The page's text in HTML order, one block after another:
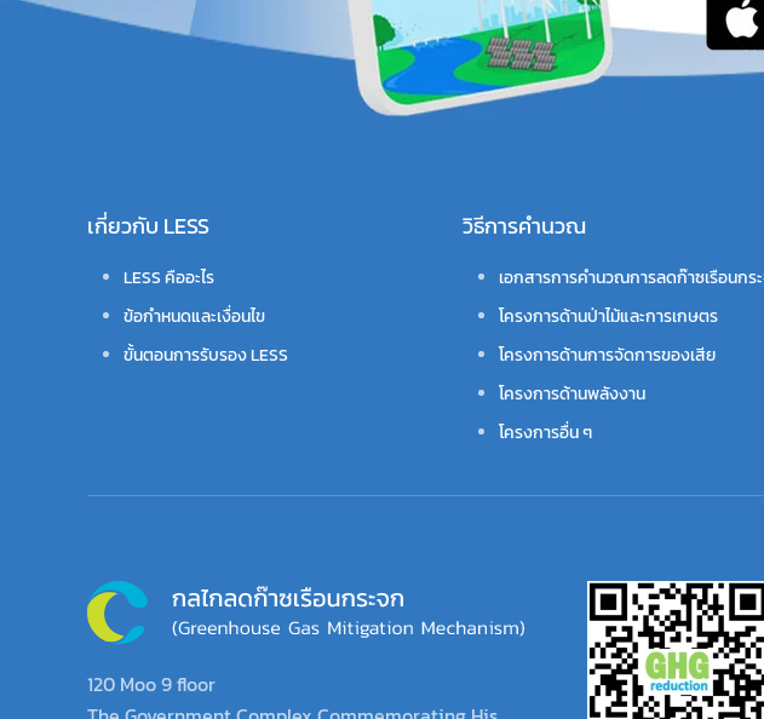
เกี่ยวกับ LESS
LESS คืออะไร
ข้อกำหนดและเงื่อนไข
ขั้นตอนการรับรอง LESS
วิธีการคำนวณ
เอกสารการคำนวณการลดก๊าซเรือนกร
โครงการด้านป่าไม้และการเกษตร
โครงการด้านการจัดการของเสีย
โครงการด้านพลังงาน
โครงการอื่น ๆ
120 Moo 9 floor